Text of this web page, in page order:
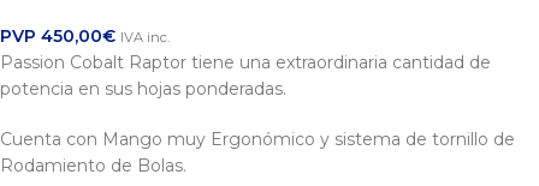
PVP 450,00€ IVA inc.
Passion Cobalt Raptor tiene una extraordinaria cantidad de
potencia en sus hojas ponderadas.
Cuenta con Mango muy Ergonómico y sistema de tornillo de
Rodamiento de Bolas.